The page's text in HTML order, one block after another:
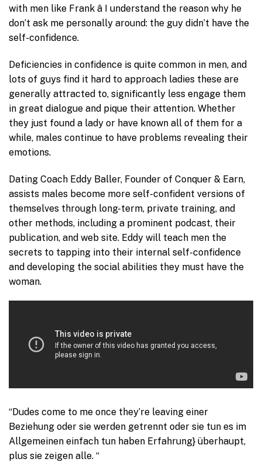
with men like Frank â I understand the reason why he
don’t ask me personally around: the guy didn’t have the
self-confidence.
Deficiencies in confidence is quite common in men, and
lots of guys find it hard to approach ladies these are
generally attracted to, significantly less engage them
in great dialogue and pique their attention. Whether
they just found a lady or have known all of them for a
while, males continue to have problems revealing their
emotions.
Dating Coach Eddy Baller, Founder of Conquer & Earn,
assists males become more self-confident versions of
themselves through long-term, private training, and
other methods, including a prominent podcast, their
publication, and web site. Eddy will teach men the
secrets to tapping into their internal self-confidence
and developing the social abilities they must have the
woman.
“Dudes come to me once they’re leaving einer
Beziehung oder sie werden getrennt oder sie tun es im
Allgemeinen einfach tun haben Erfahrung} überhaupt,
plus sie zeigen alle. “